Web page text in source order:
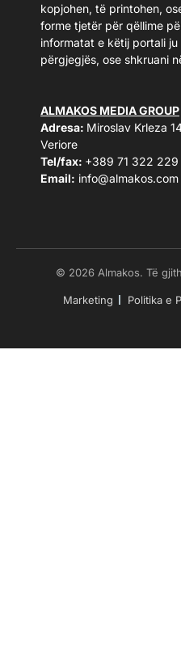
kopjohen, të printohen,
forme tjetër për qëllime
informatat e këtij portali
përgjegjës, ose shkruani
ALMAKOS MEDIA GROUP
Adresa: Miroslav Krleza
Veriore
Tel/fax: +389 71 322 229
Email: info@almakos.com
© 2026 Almakos. Të
Marketing Politika e